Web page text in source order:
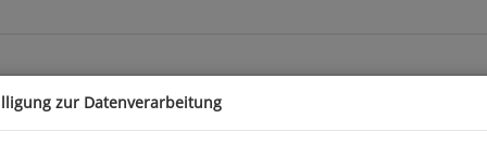
zur Datenverarbeitung